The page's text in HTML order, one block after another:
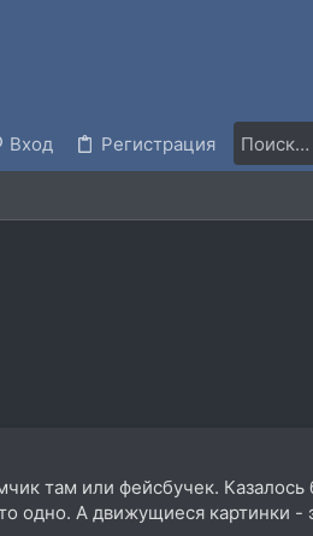
Вход Регистрация
там или фейсбучек.
одно. А движущиеся картинки -